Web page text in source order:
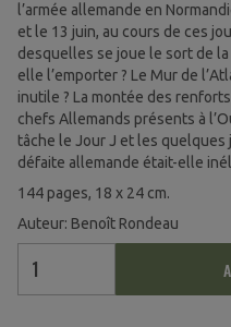
l’armée allemande en
et le 13 juin, au cours de ces
desquelles se joue le sort de
elle l’emporter ? Le Mur de
inutile ? La montée des
chefs Allemands présents à
tâche le Jour J et les quelques
défaite allemande était-elle
144 pages, 18 x 24 cm.
Auteur: Benoît Rondeau